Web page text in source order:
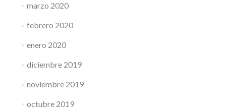
marzo 2020
febrero 2020
enero 2020
diciembre 2019
noviembre 2019
octubre 2019